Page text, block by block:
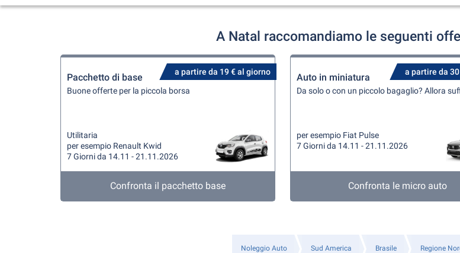
A Natal raccomandiamo le seguenti
a partire da 19 € al giorno
Pacchetto di base
Buone offerte per la piccola borsa
Utilitaria
per esempio Renault Kwid
7 Giorni da 14.11 - 21.11.2026
Confronta il pacchetto base
a partire da
Auto in miniatura
Da solo o con un piccolo bagaglio? Allora
per esempio Fiat Pulse
7 Giorni da 14.11 - 21.11.2026
Confronta le micro auto
Noleggio Auto Sud America Brasile Regione